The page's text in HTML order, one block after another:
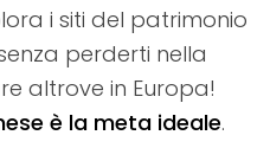
i siti del patrimonio
perderti nella
altrove in Europa!
è la meta ideale.